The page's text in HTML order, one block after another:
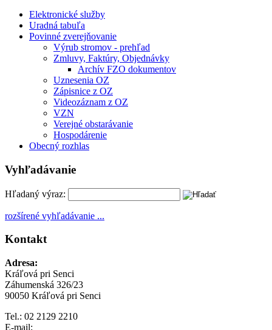
Elektronické služby
Uradná tabuľa
Povinné zverejňovanie
Výrub stromov - prehľad
Zmluvy, Faktúry, Objednávky
Archív FZO dokumentov
Uznesenia OZ
Zápisnice z OZ
Videozáznam z OZ
VZN
Verejné obstarávanie
Hospodárenie
Obecný rozhlas
Vyhľadávanie
Hľadaný výraz:
rozšírené vyhľadávanie ...
Kontakt
Adresa:
Kráľová pri Senci
Záhumenská 326/23
90050 Kráľová pri Senci
Tel.: 02 2129 2210
E-mail: